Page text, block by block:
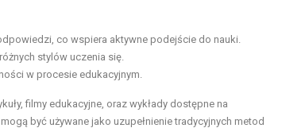
co wspiera aktywne podejście do nauki.
stylów uczenia się.
w procesie edukacyjnym.
filmy edukacyjne, oraz wykłady dostępne na
być używane jako uzupełnienie tradycyjnych metod